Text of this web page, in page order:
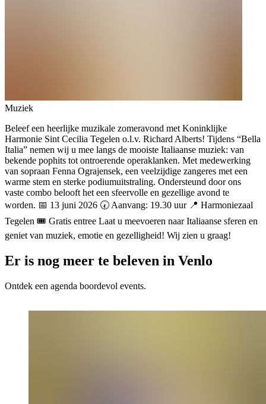
Muziek
Beleef een heerlijke muzikale zomeravond met Koninklijke
Harmonie Sint Cecilia Tegelen o.l.v. Richard Alberts! Tijdens “Bella
Italia” nemen wij u mee langs de mooiste Italiaanse muziek: van
bekende pophits tot ontroerende operaklanken. Met medewerking
van sopraan Fenna Ograjensek, een veelzijdige zangeres met een
warme stem en sterke podiumuitstraling. Ondersteund door ons
vaste combo belooft het een sfeervolle en gezellige avond te
worden. 📅 13 juni 2026 🕢 Aanvang: 19.30 uur 📍 Harmoniezaal
Tegelen 🎟️ Gratis entree Laat u meevoeren naar Italiaanse sferen en
geniet van muziek, emotie en gezelligheid! Wij zien u graag!
Er is nog meer te beleven in Venlo
Ontdek een agenda boordevol events.